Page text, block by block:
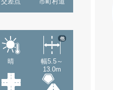
晴
幅5.5～
13.0m
他